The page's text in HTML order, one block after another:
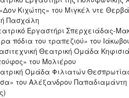
Κιχώτης» του Μιγκέλ ντε
Πασχάλη
Εργαστήρι Σπερχειάδας-
πόδια του τραπεζιού» του
Θεατρική Ομάδα
του Μολιέρου
Ομάδα Φιλιατών
του Αλέξανδρου Παπαδιαμάντη